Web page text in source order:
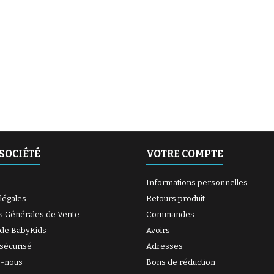
(6 avis)
(27 avis)
Générales de Vente
BabyKids
nous
VOTRE COMPTE
Informations personnelles
Retours produit
Commandes
Avoirs
Adresses
Bons de réduction